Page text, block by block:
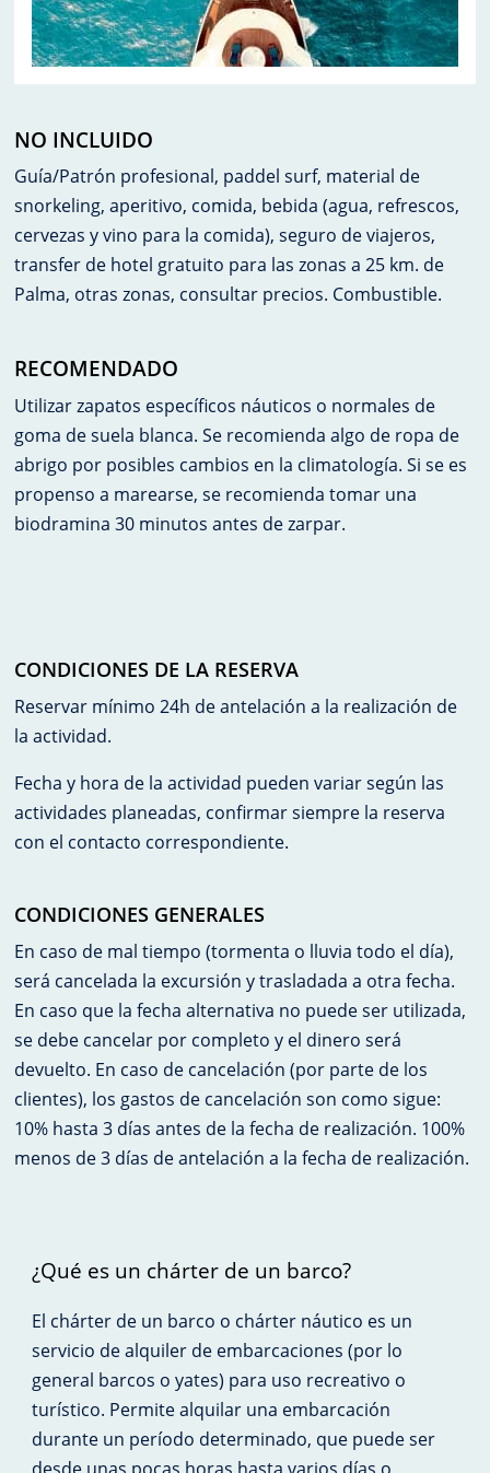
NO INCLUIDO
Guía/Patrón profesional, paddel surf, material de
snorkeling, aperitivo, comida, bebida (agua, refrescos,
cervezas y vino para la comida), seguro de viajeros,
transfer de hotel gratuito para las zonas a 25 km. de
Palma, otras zonas, consultar precios. Combustible.
RECOMENDADO
Utilizar zapatos específicos náuticos o normales de
goma de suela blanca. Se recomienda algo de ropa de
abrigo por posibles cambios en la climatología. Si se es
propenso a marearse, se recomienda tomar una
biodramina 30 minutos antes de zarpar.
CONDICIONES DE LA RESERVA
Reservar mínimo 24h de antelación a la realización de
la actividad.
Fecha y hora de la actividad pueden variar según las
actividades planeadas, confirmar siempre la reserva
con el contacto correspondiente.
CONDICIONES GENERALES
En caso de mal tiempo (tormenta o lluvia todo el día),
será cancelada la excursión y trasladada a otra fecha.
En caso que la fecha alternativa no puede ser utilizada,
se debe cancelar por completo y el dinero será
devuelto. En caso de cancelación (por parte de los
clientes), los gastos de cancelación son como sigue:
10% hasta 3 días antes de la fecha de realización. 100%
menos de 3 días de antelación a la fecha de realización.
¿Qué es un chárter de un barco?
El chárter de un barco o chárter náutico es un
servicio de alquiler de embarcaciones (por lo
general barcos o yates) para uso recreativo o
turístico. Permite alquilar una embarcación
durante un período determinado, que puede ser